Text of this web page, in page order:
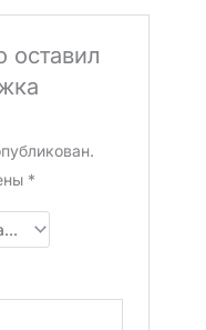
оставил
*